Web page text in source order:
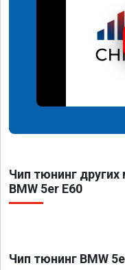
Чип тюнинг
BMW 5er E60
Чип тюнинг BMW